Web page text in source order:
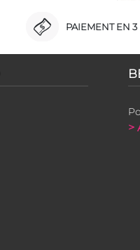
PAIEMENT EN 3
>